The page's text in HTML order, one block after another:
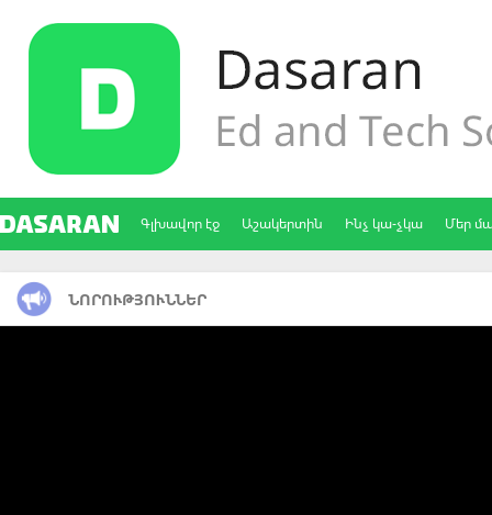
Գլխավոր էջ Աշակերտին Ինչ կա-չկա Մեր
ՆՈՐՈՒԹՅՈՒՆՆԵՐ